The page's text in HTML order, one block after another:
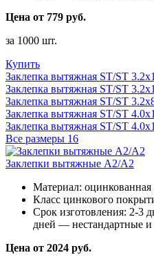
Цена от 779 руб.
за 1000 шт.
Купить
Заклепка вытяжная ST/ST
Заклепка вытяжная ST/ST
Заклепка вытяжная ST/ST
Заклепка вытяжная ST/ST
Заклепка вытяжная ST/ST
Все размеры 16
Заклепки вытяжные A2/A2
Материал: оцинкованная
Класс цинкового
Срок изготовления: 2-3
дней — нестандартные и
Цена от 2024 руб.